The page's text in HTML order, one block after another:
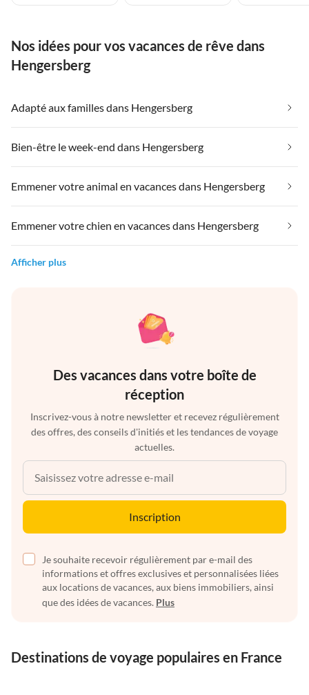
Nos idées pour vos vacances de rêve dans
Hengersberg
Adapté aux familles dans Hengersberg
Bien-être le week-end dans Hengersberg
Emmener votre animal en vacances dans Hengersberg
Emmener votre chien en vacances dans Hengersberg
Afficher plus
Des vacances dans votre boîte de
réception
Inscrivez-vous à notre newsletter et recevez régulièrement
des offres, des conseils d'initiés et les tendances de voyage
actuelles.
Inscription
Je souhaite recevoir régulièrement par e-mail des
informations et offres exclusives et personnalisées liées
aux locations de vacances, aux biens immobiliers, ainsi
que des idées de vacances. Plus
Destinations de voyage populaires en France